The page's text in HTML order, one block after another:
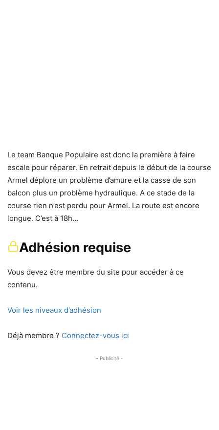
Le team Banque Populaire est donc la première à faire
escale pour réparer. En retrait depuis le début de la course
Armel déplore un problème d’amure et la casse de son
balcon plus un problème hydraulique. A ce stade de la
course rien n’est perdu pour Armel. La route est encore
longue. C’est à 18h…
Adhésion requise
Vous devez être membre du site pour accéder à ce
contenu.
Voir les niveaux d’adhésion
Déjà membre ? Connectez-vous ici
- Publicité -